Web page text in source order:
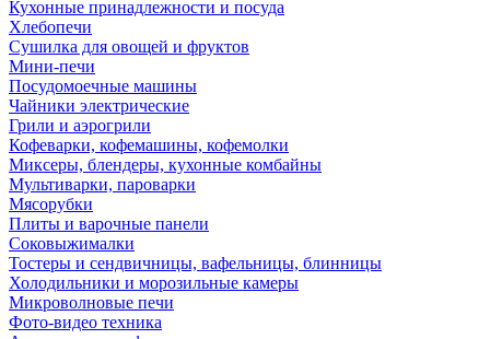
Кухонные принадлежности и посуда
Хлебопечи
Сушилка для овощей и фруктов
Мини-печи
Посудомоечные машины
Чайники электрические
Грили и аэрогрили
Кофеварки, кофемашины, кофемолки
Миксеры, блендеры, кухонные комбайны
Мультиварки, пароварки
Мясорубки
Плиты и варочные панели
Соковыжималки
Тостеры и сендвичницы, вафельницы, блинницы
Холодильники и морозильные камеры
Микроволновые печи
Фото-видео техника